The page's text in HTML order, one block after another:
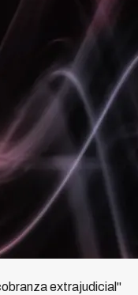
extrajudicial"